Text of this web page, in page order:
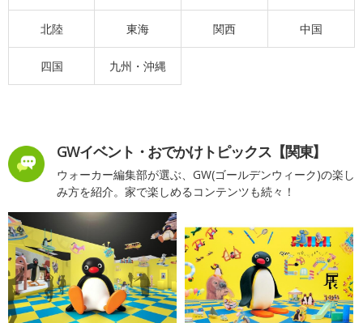
北陸 東海 関西 中国
四国 九州・沖縄
GWイベント・おでかけトピックス【関東】
ウォーカー編集部が選ぶ、GW(ゴールデンウィーク)の楽し
み方を紹介。家で楽しめるコンテンツも続々！